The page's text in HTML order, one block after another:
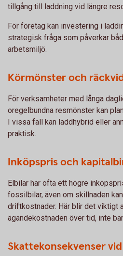
tillgång till laddning vid längre
För företag kan investering i
strategisk fråga som påverkar
arbetsmiljö.
Körmönster och
För verksamheter med långa
oregelbundna resmönster kan
I vissa fall kan laddhybrid eller
praktisk.
Inköpspris och
Elbilar har ofta ett högre
fossilbilar, även om skillnaden
driftkostnader. Här blir det viktigt
ägandekostnaden över tid, inte
Skattekonsekvenser